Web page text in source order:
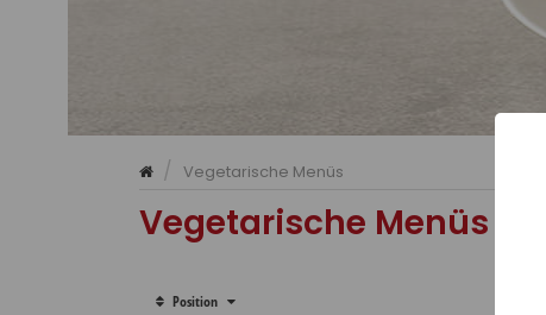
/ Vegetarische Menüs
Vegetarische Menüs
Position